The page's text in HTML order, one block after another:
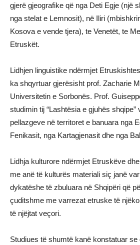
gjerë gjeografike që nga Deti Egje (një
nga stelat e Lemnosit), në Iliri
Kosova e vende tjera), te Venetët, te
Etruskët.
Lidhjen linguistike ndërmjet
ka shqyrtuar gjerësisht prof. Zacharie
Universitetin e Sorbonës. Prof.
studimin tij “Lashtësia e gjuhës shqipe”
pellazgeve në territoret e banuara nga
Fenikasit, nga Kartagjenasit dhe nga
Lidhja kulturore ndërmjet Etruskëve
me anë të kulturës materiali siç janë
dykatëshe të zbuluara në Shqipëri që
çuditshme me varrezat etruske të
të njëjtat veçori.
Studiues të shumtë kanë konstatuar se